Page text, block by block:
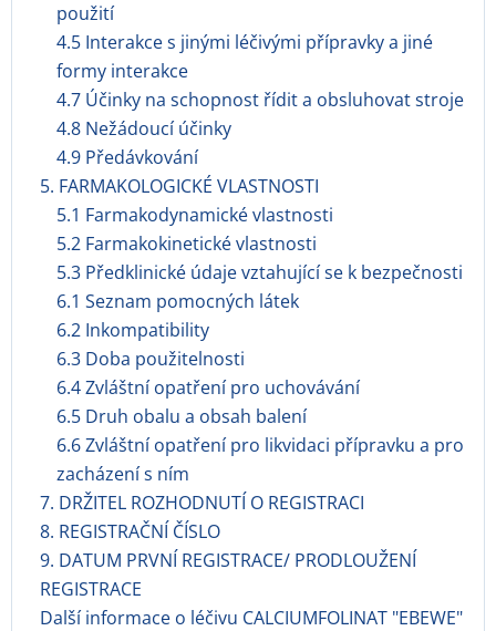
použití
4.5 Interakce s jinými léčivými přípravky a jiné
formy interakce
4.7 Účinky na schopnost řídit a obsluhovat stroje
4.8 Nežádoucí účinky
4.9 Předávkování
5. FARMAKOLOGICKÉ VLASTNOSTI
5.1 Farmakodynamické vlastnosti
5.2 Farmakokinetické vlastnosti
5.3 Předklinické údaje vztahující se k bezpečnosti
6.1 Seznam pomocných látek
6.2 Inkompatibility
6.3 Doba použitelnosti
6.4 Zvláštní opatření pro uchovávání
6.5 Druh obalu a obsah balení
6.6 Zvláštní opatření pro likvidaci přípravku a pro
zacházení s ním
7. DRŽITEL ROZHODNUTÍ O REGISTRACI
8. REGISTRAČNÍ ČÍSLO
9. DATUM PRVNÍ REGISTRACE/ PRODLOUŽENÍ
REGISTRACE
Další informace o léčivu CALCIUMFOLINAT "EBEWE"